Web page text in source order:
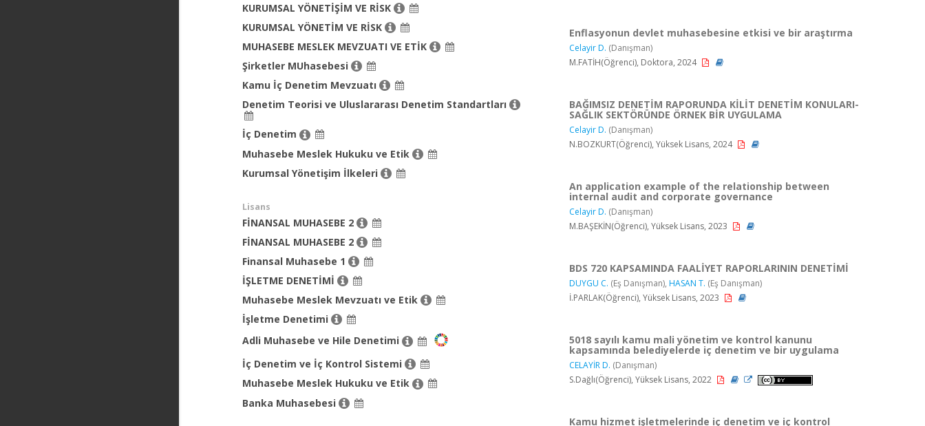
KURUMSAL YÖNETİŞİM VE RİSK
KURUMSAL YÖNETİM VE RİSK
MUHASEBE MESLEK MEVZUATI VE ETİK
Şirketler MUhasebesi
Kamu İç Denetim Mevzuatı
Denetim Teorisi ve Uluslararası Denetim Standartları
İç Denetim
Muhasebe Meslek Hukuku ve Etik
Kurumsal Yönetişim İlkeleri
Lisans
FİNANSAL MUHASEBE 2
FİNANSAL MUHASEBE 2
Finansal Muhasebe 1
İŞLETME DENETİMİ
Muhasebe Meslek Mevzuatı ve Etik
İşletme Denetimi
Adli Muhasebe ve Hile Denetimi
İç Denetim ve İç Kontrol Sistemi
Muhasebe Meslek Hukuku ve Etik
Banka Muhasebesi
Enflasyonun devlet muhasebesine etkisi ve bir araştırma
Celayir D. (Danışman)
M.FATİH(Öğrenci), Doktora, 2024
BAĞIMSIZ DENETİM RAPORUNDA KİLİT DENETİM KONULARI-
SAĞLIK SEKTÖRÜNDE ÖRNEK BİR UYGULAMA
Celayir D. (Danışman)
N.BOZKURT(Öğrenci), Yüksek Lisans, 2024
An application example of the relationship between
internal audit and corporate governance
Celayir D. (Danışman)
M.BAŞEKİN(Öğrenci), Yüksek Lisans, 2023
BDS 720 KAPSAMINDA FAALİYET RAPORLARININ DENETİMİ
DUYGU C. (Eş Danışman), HASAN T. (Eş Danışman)
İ.PARLAK(Öğrenci), Yüksek Lisans, 2023
5018 sayılı kamu mali yönetim ve kontrol kanunu
kapsamında belediyelerde iç denetim ve bir uygulama
CELAYİR D. (Danışman)
S.Dağlı(Öğrenci), Yüksek Lisans, 2022
Kamu hizmet işletmelerinde iç denetim ve iç kontrol